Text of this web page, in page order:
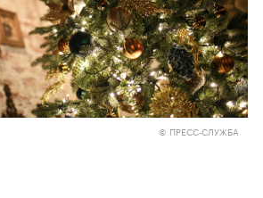
© ПРЕСС-СЛУЖБА